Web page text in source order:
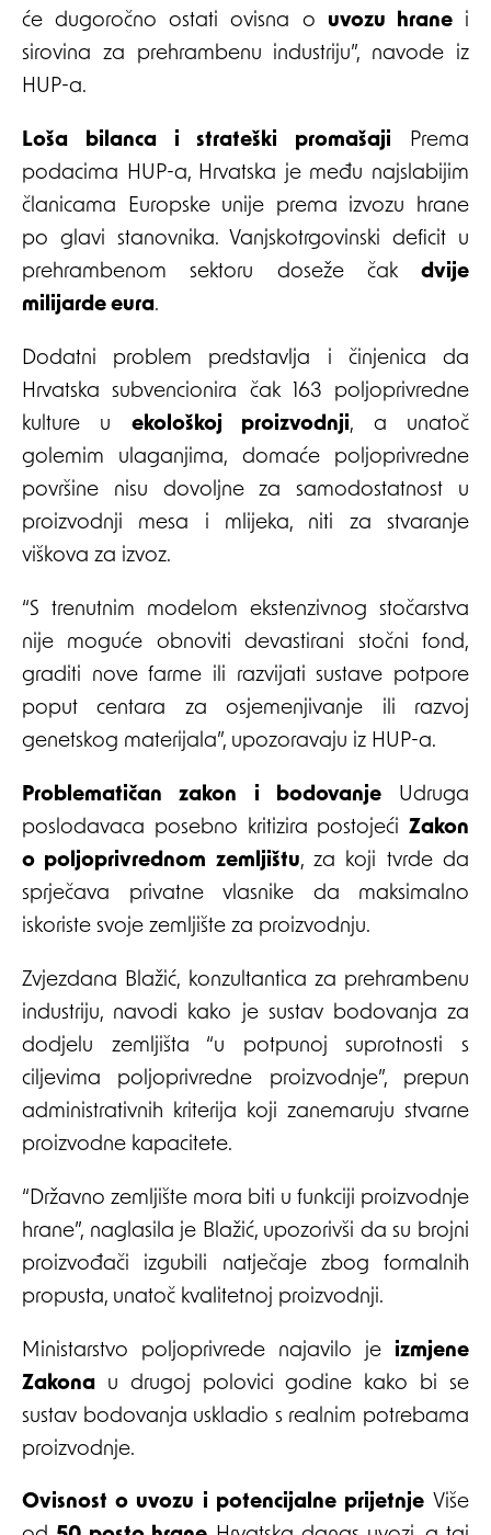
će dugoročno ostati ovisna o uvozu hranei
sirovina za prehrambenu industriju”, navode iz
HUP-a.
Loša bilanca i strateški promašaji Prema
podacima HUP-a, Hrvatska je među najslabijim
članicama Europske unije prema izvozu hrane
po glavi stanovnika. Vanjskotrgovinski deficit u
prehrambenom sektoru doseže čak dvije
milijarde eura.
Dodatni problem predstavlja i činjenica da
Hrvatska subvencionira čak 163 poljoprivredne
kulture u ekološkoj proizvodnji, a unatoč
golemim ulaganjima, domaće poljoprivredne
površine nisu dovoljne za samodostatnost u
proizvodnji mesa i mlijeka, niti za stvaranje
viškova za izvoz.
“S trenutnim modelom ekstenzivnog stočarstva
nije moguće obnoviti devastirani stočni fond,
graditi nove farme ili razvijati sustave potpore
poput centara za osjemenjivanje ili razvoj
genetskog materijala”, upozoravaju iz HUP-a.
Problematičan zakon i bodovanjeUdruga
poslodavaca posebno kritizira postojeći Zakon
o poljoprivrednom zemljištu, za koji tvrde da
sprječava privatne vlasnike da maksimalno
iskoriste svoje zemljište za proizvodnju.
Zvjezdana Blažić, konzultantica za prehrambenu
industriju, navodi kako je sustav bodovanja za
dodjelu zemljišta “u potpunoj suprotnosti s
ciljevima poljoprivredne proizvodnje”, prepun
administrativnih kriterija koji zanemaruju stvarne
proizvodne kapacitete.
“Državno zemljište mora biti u funkciji proizvodnje
hrane”, naglasila je Blažić, upozorivši da su brojni
proizvođači izgubili natječaje zbog formalnih
propusta, unatoč kvalitetnoj proizvodnji.
Ministarstvo poljoprivrede najavilo je izmjene
Zakona u drugoj polovici godine kako bi se
sustav bodovanja uskladio s realnim potrebama
proizvodnje.
Ovisnost o uvozu i potencijalne prijetnjeViše